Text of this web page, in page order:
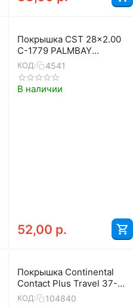
Покрышка CST 28x2.00
C-1779 PALMBAY
(бежевый)
КОД: 4541
В наличии
52,00 р.
Покрышка Continental
Contact Plus Travel 37-
622 (700x35c) черная
КОД: 104840